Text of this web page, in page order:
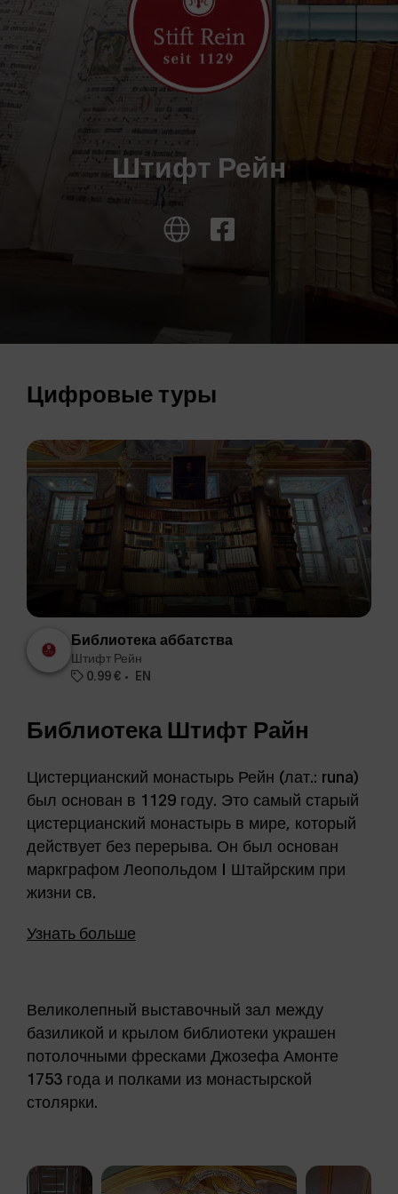
Штифт Рейн
Цифровые туры
Библиотека аббатства
Штифт Рейн
0.99 €
EN
Библиотека Штифт Райн
Цистерцианский монастырь Рейн (лат.: runa)
был основан в 1129 году. Это самый старый
цистерцианский монастырь в мире, который
действует без перерыва. Он был основан
маркграфом Леопольдом I Штайрским при
жизни св.
Узнать больше
Великолепный выставочный зал между
базиликой и крылом библиотеки украшен
потолочными фресками Джозефа Амонте
1753 года и полками из монастырской
столярки.